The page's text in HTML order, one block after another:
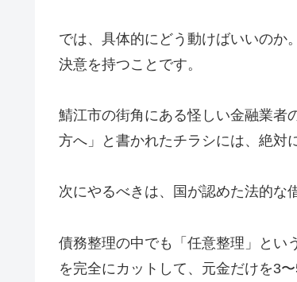
では、具体的にどう動けばいいのか
決意を持つことです。
鯖江市の街角にある怪しい金融業者
方へ」と書かれたチラシには、絶対
次にやるべきは、国が認めた法的な
債務整理の中でも「任意整理」とい
を完全にカットして、元金だけを3